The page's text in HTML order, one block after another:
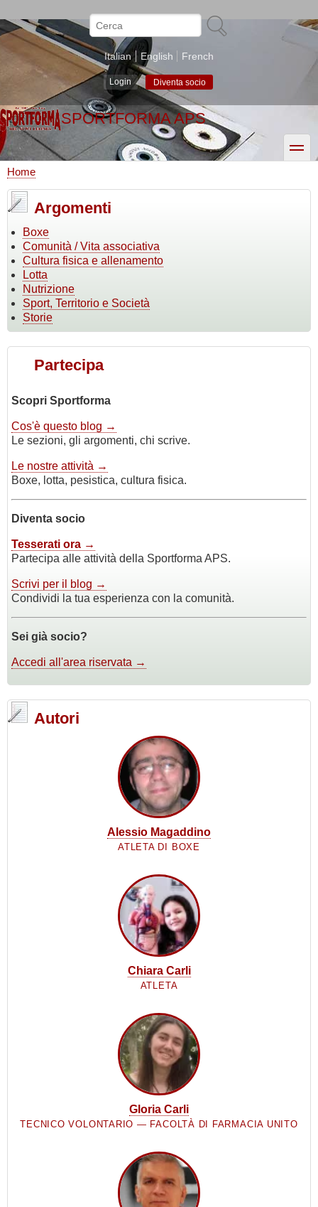
al
contenuto
principale
Cerca
Italian English French
Login Diventa socio
SPORTFORMA APS
toggle
Briciole
di
pane
Home
Argomenti
Boxe
Comunità / Vita associativa
Cultura fisica e allenamento
Lotta
Nutrizione
Sport, Territorio e Società
Storie
Partecipa
Scopri Sportforma
Cos'è questo blog →
Le sezioni, gli argomenti, chi scrive.
Le nostre attività →
Boxe, lotta, pesistica, cultura fisica.
Diventa socio
Tesserati ora →
Partecipa alle attività della Sportforma APS.
Scrivi per il blog →
Condividi la tua esperienza con la comunità.
Sei già socio?
Accedi all'area riservata →
Autori
Alessio Magaddino
ATLETA DI BOXE
Chiara Carli
ATLETA
Gloria Carli
TECNICO VOLONTARIO — FACOLTÀ DI FARMACIA UNITO